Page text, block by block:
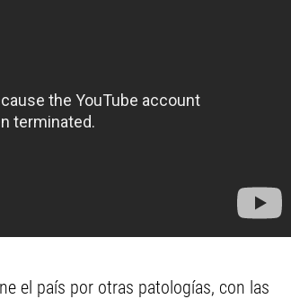
el país por otras patologías, con las